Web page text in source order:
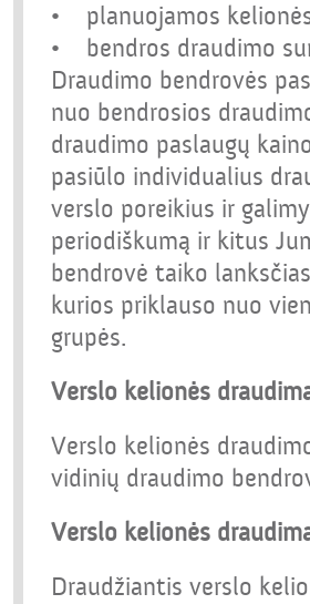
• planuojamos
• bendros draudimo
Draudimo bendrovės
nuo bendrosios
draudimo paslaugų
pasiūlo individualius
verslo poreikius ir
periodiškumą ir kitus
bendrovė taiko
kurios priklauso nuo
grupės.
Verslo kelionės
Verslo kelionės
vidinių draudimo
Verslo kelionės
Draudžiantis verslo